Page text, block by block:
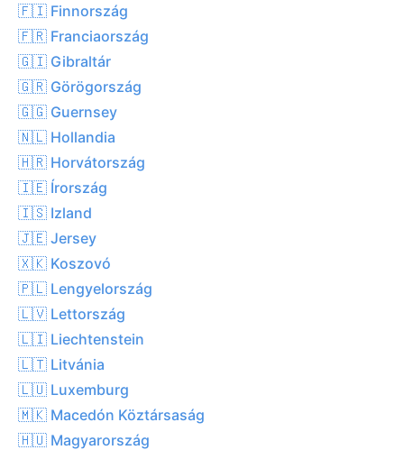
🇫🇮 Finnország
🇫🇷 Franciaország
🇬🇮 Gibraltár
🇬🇷 Görögország
🇬🇬 Guernsey
🇳🇱 Hollandia
🇭🇷 Horvátország
🇮🇪 Írország
🇮🇸 Izland
🇯🇪 Jersey
🇽🇰 Koszovó
🇵🇱 Lengyelország
🇱🇻 Lettország
🇱🇮 Liechtenstein
🇱🇹 Litvánia
🇱🇺 Luxemburg
🇲🇰 Macedón Köztársaság
🇭🇺 Magyarország